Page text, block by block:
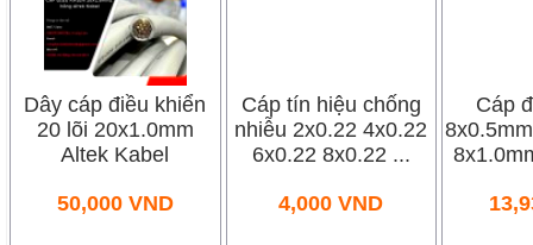
Dây cáp điều khiển
20 lõi 20x1.0mm
Altek Kabel
50,000VND
Cáp tín hiệu chống
nhiễu 2x0.22 4x0.22
6x0.22 8x0.22 ...
4,000 VND
Cáp